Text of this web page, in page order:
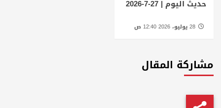
حديث اليوم | 27-7-2026
مشاركة المقال